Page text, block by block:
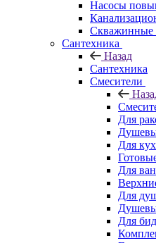
Насосы
Скважинные
Сантехника
Назад
Сантехника
Смесители
Для
Для
Для
Для
Для